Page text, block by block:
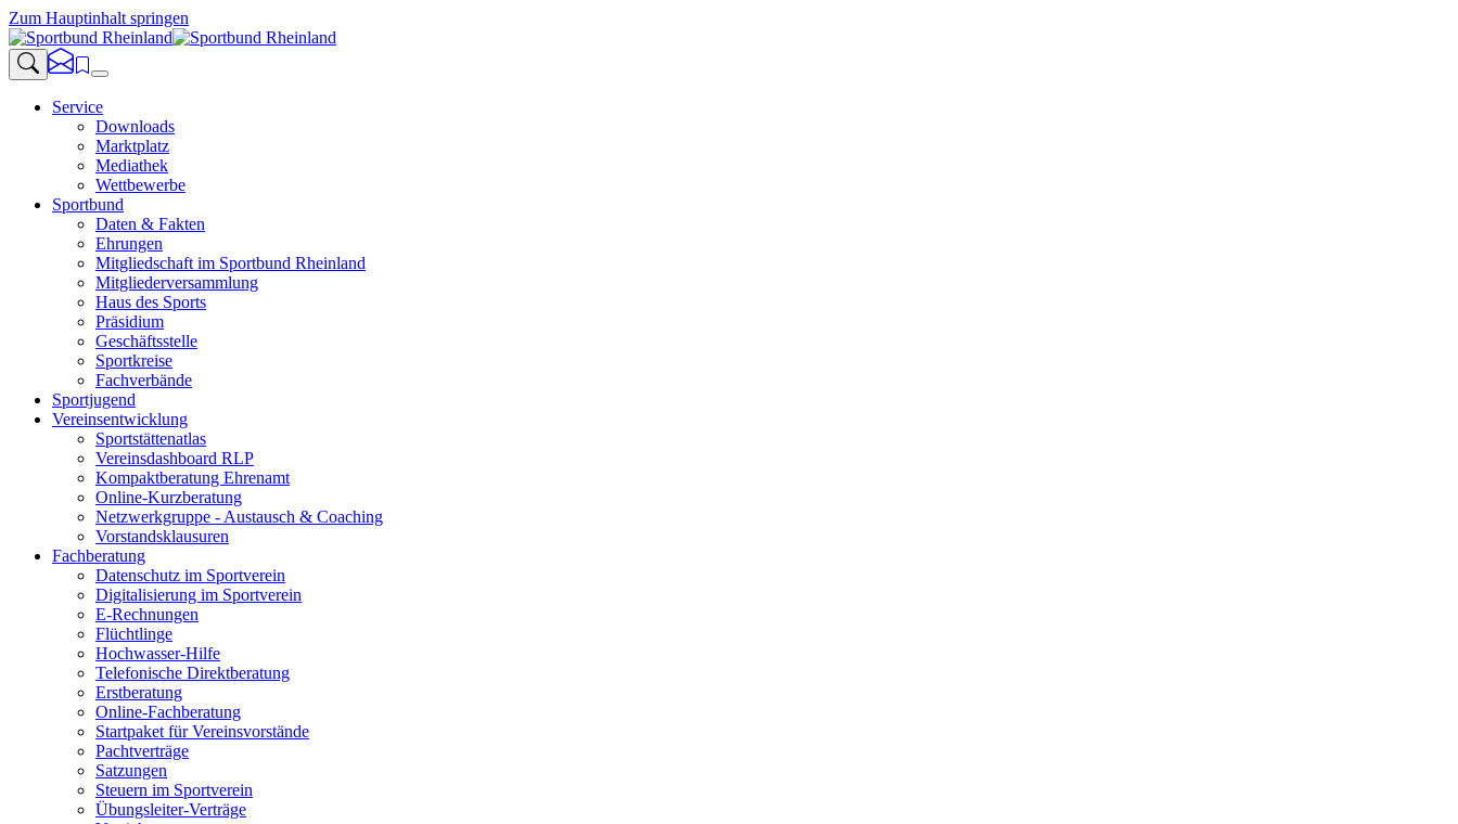
Zum Hauptinhalt springen
Service
Downloads
Marktplatz
Mediathek
Wettbewerbe
Sportbund
Daten & Fakten
Ehrungen
Mitgliedschaft im Sportbund Rheinland
Mitgliederversammlung
Haus des Sports
Präsidium
Geschäftsstelle
Sportkreise
Fachverbände
Sportjugend
Vereinsentwicklung
Sportstättenatlas
Vereinsdashboard RLP
Kompaktberatung Ehrenamt
Online-Kurzberatung
Netzwerkgruppe - Austausch & Coaching
Vorstandsklausuren
Fachberatung
Datenschutz im Sportverein
Digitalisierung im Sportverein
E-Rechnungen
Flüchtlinge
Hochwasser-Hilfe
Telefonische Direktberatung
Erstberatung
Online-Fachberatung
Startpaket für Vereinsvorstände
Pachtverträge
Satzungen
Steuern im Sportverein
Übungsleiter-Verträge